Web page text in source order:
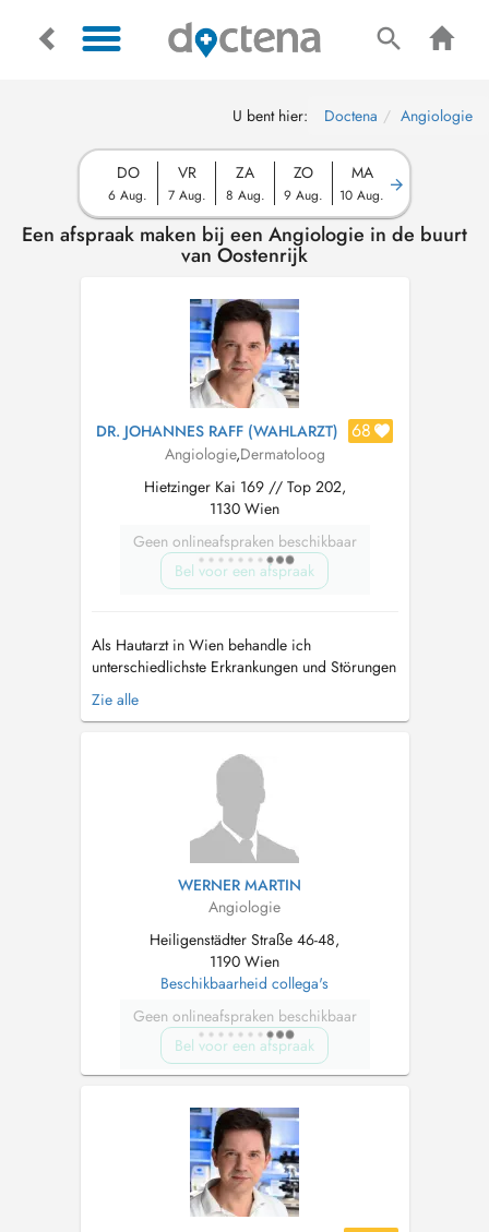
U bent hier: Doctena Angiologie
DO
6 Aug.
VR
7 Aug.
ZA
8 Aug.
ZO
9 Aug.
MA
10 Aug.
Een afspraak maken bij een Angiologie in de buurt
van Oostenrijk
DR. JOHANNES RAFF (WAHLARZT) 68
Angiologie,Dermatoloog
Hietzinger Kai 169 // Top 202,
1130 Wien
Geen onlineafspraken beschikbaar
Bel voor een afspraak
Als Hautarzt in Wien behandle ich
unterschiedlichste Erkrankungen und Störungen
von Haut und Haaren – angefangen von Akne
oder auffälligen Muttermalen, Neurodermitis
Ebenso biete ich eine umfassende
Hautkrebsvorsorge oder nehme operative
Zie alle
WERNER MARTIN
Angiologie
Heiligenstädter Straße 46-48,
1190 Wien
Beschikbaarheid collega's
Geen onlineafspraken beschikbaar
Bel voor een afspraak